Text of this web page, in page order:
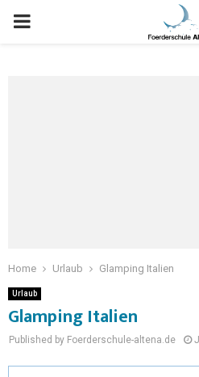
Home Urlaub Glamping Italien
Urlaub
Glamping Italien
Published by Foerderschule-altena.de